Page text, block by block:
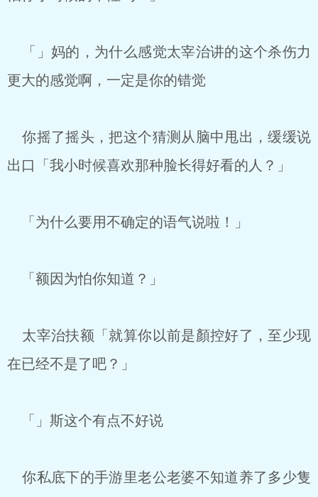
「」妈的，为什么感觉太宰治讲的这个杀伤力
更大的感觉啊，一定是你的错觉
你摇了摇头，把这个猜测从脑中甩出，缓缓说
出口「我小时候喜欢那种脸长得好看的人？」
「为什么要用不确定的语气说啦！」
「额因为怕你知道？」
太宰治扶额「就算你以前是顏控好了，至少现
在已经不是了吧？」
「」斯这个有点不好说
你私底下的手游里老公老婆不知道养了多少隻